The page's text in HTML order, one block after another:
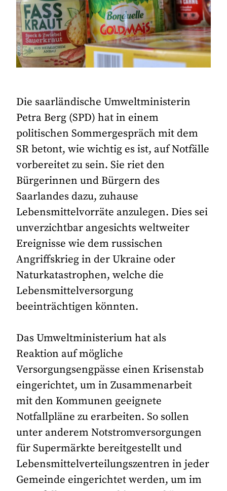
Die saarländische Umweltministerin
Petra Berg (SPD) hat in einem
politischen Sommergespräch mit dem
SR betont, wie wichtig es ist, auf Notfälle
vorbereitet zu sein. Sie riet den
Bürgerinnen und Bürgern des
Saarlandes dazu, zuhause
Lebensmittelvorräte anzulegen. Dies sei
unverzichtbar angesichts weltweiter
Ereignisse wie dem russischen
Angriffskrieg in der Ukraine oder
Naturkatastrophen, welche die
Lebensmittelversorgung
beeinträchtigen könnten.
Das Umweltministerium hat als
Reaktion auf mögliche
Versorgungsengpässe einen Krisenstab
eingerichtet, um in Zusammenarbeit
mit den Kommunen geeignete
Notfallpläne zu erarbeiten. So sollen
unter anderem Notstromversorgungen
für Supermärkte bereitgestellt und
Lebensmittelverteilungszentren in jeder
Gemeinde eingerichtet werden, um im